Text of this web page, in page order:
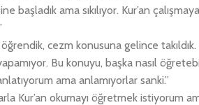
başladık ama sıkılıyor. Kur’an
cezm konusuna gelince
Bu konuyu, başka nasıl
ama anlamıyorlar sanki.”
Kur’an okumayı öğretmek istiyorum